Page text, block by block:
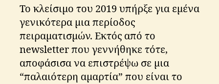
Το κλείσιμο του 2019 υπήρξε για εμένα
γενικότερα μια περίοδος
πειραματισμών. Εκτός από το
newsletter που γεννήθηκε τότε,
αποφάσισα να επιστρέψω σε μια
“παλαιότερη αμαρτία” που είναι το